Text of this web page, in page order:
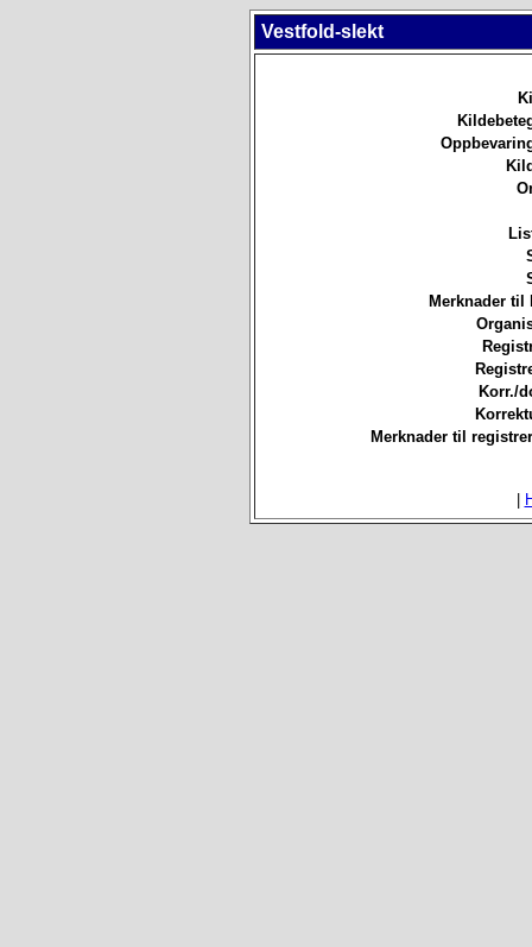
Vestfold-slekt
Merknader til
Korr./
Merknader til